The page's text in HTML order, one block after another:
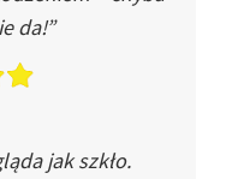
da!”
jak szkło.